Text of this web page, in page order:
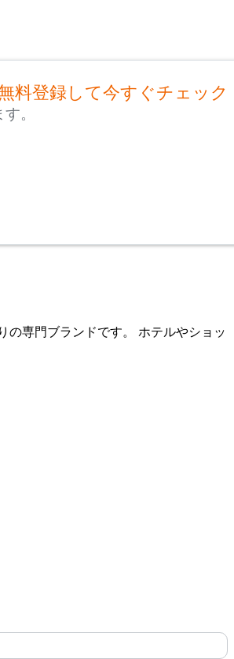
料登録して今すぐチェック
。
の専門ブランドです。 ホテルやショッ